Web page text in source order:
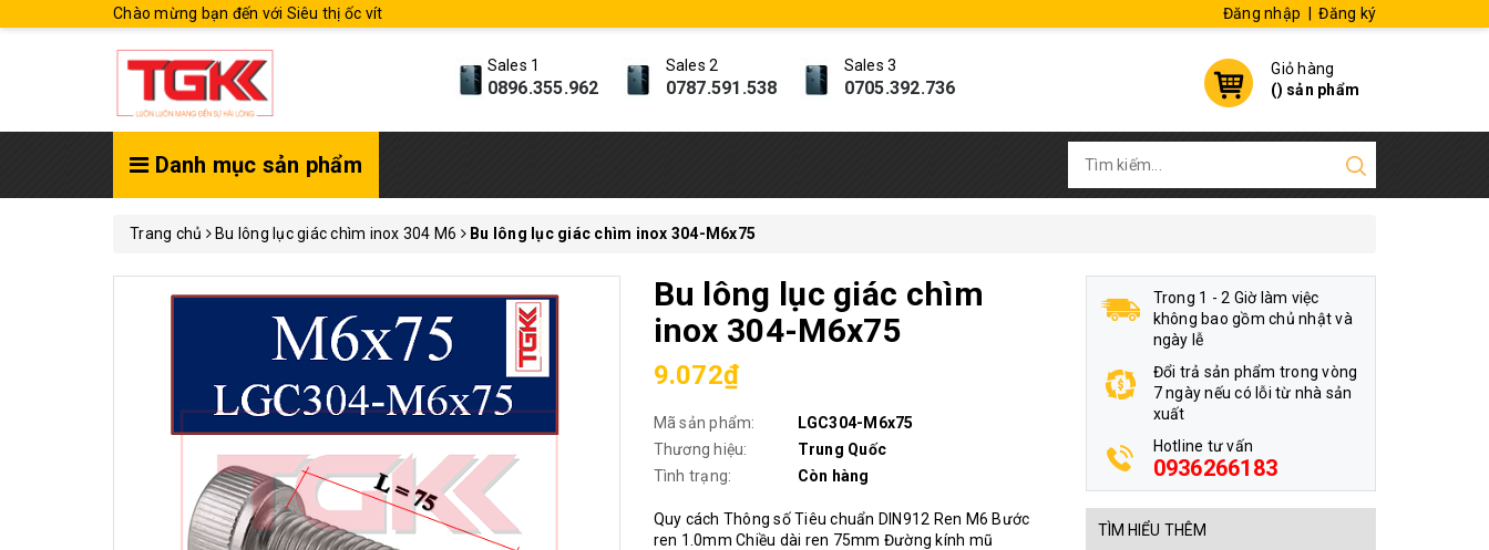
Chào mừng bạn đến với Siêu thị ốc vít Đăng nhập Đăng ký
Sales 1
0896.355.962
Sales 2
0787.591.538
Sales 3
0705.392.736
Giỏ hàng
() sản phẩm
Danh mục sản phẩm
Trang chủ Bu lông lục giác chìm inox 304 M6 Bu lông lục giác chìm inox 304-M6x75
Bu lông lục giác chìm
inox 304-M6x75
9.072₫
Mã sản phẩm:
LGC304-M6x75
Thương hiệu:
Trung Quốc
Tình trạng:
Còn hàng
Quy cách Thông số Tiêu chuẩn DIN912 Ren M6 Bước
ren 1.0mm Chiều dài ren 75mm Đường kính mũ
Trong 1 - 2 Giờ làm việc
không bao gồm chủ nhật và
ngày lễ
Đổi trả sản phẩm trong vòng
7 ngày nếu có lỗi từ nhà sản
xuất
Hotline tư vấn
0936266183
TÌM HIỂU THÊM